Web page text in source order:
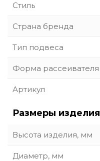
Стиль
Страна бренда
Тип подвеса
Форма рассеивателя
Артикул
Размеры изделия
Высота изделия, мм
Диаметр, мм